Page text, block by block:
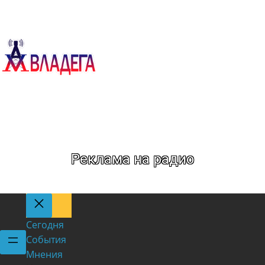
Реклама на радио
Сегодня
События
Мнения